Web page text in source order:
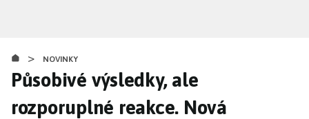
obsahu
> NOVINKY
Působivé výsledky, ale
rozporuplné reakce. Nová